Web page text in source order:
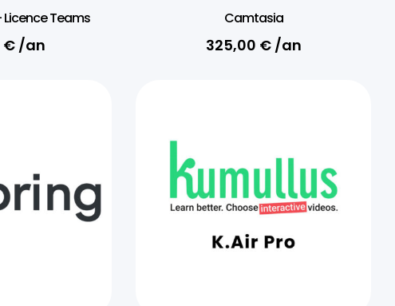
Teams
€/an
Camtasia
325,00 €/an